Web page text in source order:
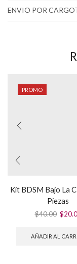
ENVIO POR
PROMO
Kit BDSM Bajo La
Piezas
$40.00 El
$
AÑADIR AL